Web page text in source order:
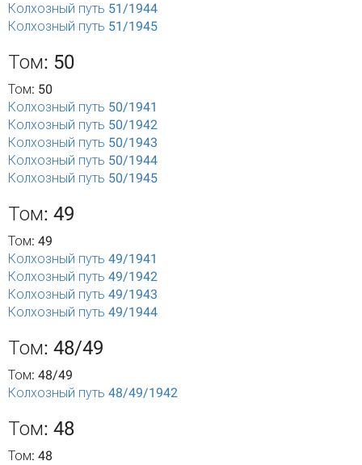
Колхозный путь 51/1944
Колхозный путь 51/1945
Том: 50
Том: 50
Колхозный путь 50/1941
Колхозный путь 50/1942
Колхозный путь 50/1943
Колхозный путь 50/1944
Колхозный путь 50/1945
Том: 49
Том: 49
Колхозный путь 49/1941
Колхозный путь 49/1942
Колхозный путь 49/1943
Колхозный путь 49/1944
Том: 48/49
Том: 48/49
Колхозный путь 48/49/1942
Том: 48
Том: 48